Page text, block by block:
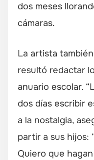
dos meses
cámaras.
La artista
resultó redactar
anuario escolar.
dos días escribir
a la nostalgia,
partir a sus hijos:
Quiero que